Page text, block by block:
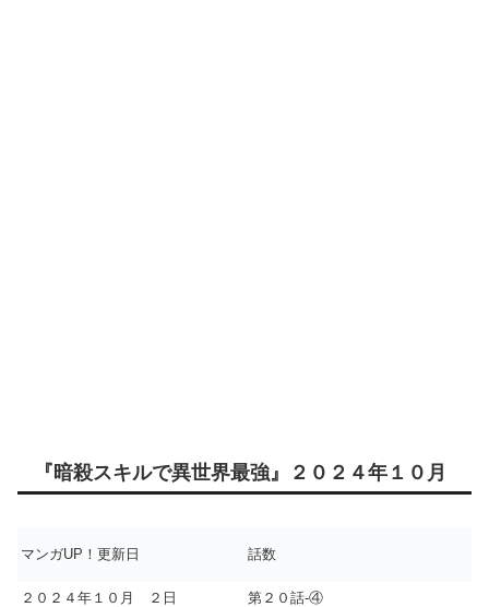
『暗殺スキルで異世界最強』２０２４年１０月
マンガUP！更新日 話数
２０２４年１０月 ２日
第２０話-④